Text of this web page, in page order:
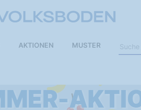
AKTIONEN MUSTER